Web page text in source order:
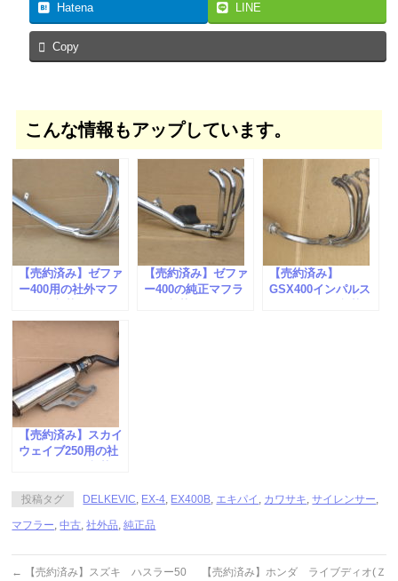
Hatena LINE
Copy
こんな情報もアップしています。
【売約済み】ゼファ
ー400用の社外マフ
た。
【売約済み】ゼファ
ー400の純正マフラ
【売約済み】
GSX400インパルス
【売約済み】スカイ
ウェイブ250用の社
投稿タグ DELKEVIC, EX-4, EX400B, エキパイ , カワサキ,サイレンサー,
マフラー,中古,社外品,純正品
←
【売約済み】スズキ ハスラー50
【売約済み】ホンダ ライブディオ(Ｚ